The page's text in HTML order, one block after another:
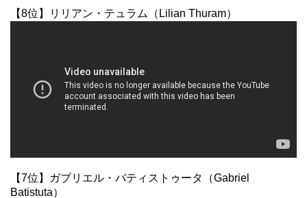
【8位】リリアン・テュラム（Lilian Thuram）
【7位】ガブリエル・バティストゥータ（Gabriel
Batistuta）